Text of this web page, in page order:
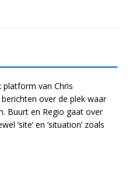
van Chris
over de plek waar
Buurt en Regio gaat over
’site’ en ’situation’ zoals